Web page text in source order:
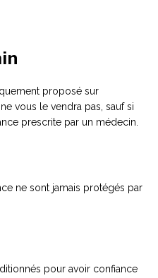
proposé sur
vous le vendra pas, sauf si
prescrite par un médecin.
ne sont jamais protégés par
pour avoir confiance